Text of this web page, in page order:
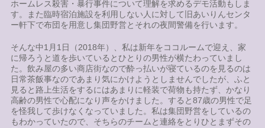
ホームレス殺害・暴行事件について理解を求めるデモ活動もしま
す。また臨時宿泊施設を利用しない人に対して旧あいりんセンタ
ー軒下で布団を用意し集団野営とそれの夜間警備を行います。
そんな中1月1日（2018年）、私は新年をココルームで迎え、家
に帰ろうと道を歩いているとひとりの男性が横たわっていまし
た。飲み屋の多い商店街なので酔っ払いが寝ているのを見るのは
日常茶飯事なのであまり気にかけようとしませんでしたが、ふと
見ると路上生活をするにはあまりに軽装で荷物も持たず、かなり
高齢の男性で心配になり声をかけました。すると87歳の男性で足
を怪我して歩けなくなっていました。私は集団野営をしているの
もわかっていたので、そちらのチームと連絡をとりひとまずその